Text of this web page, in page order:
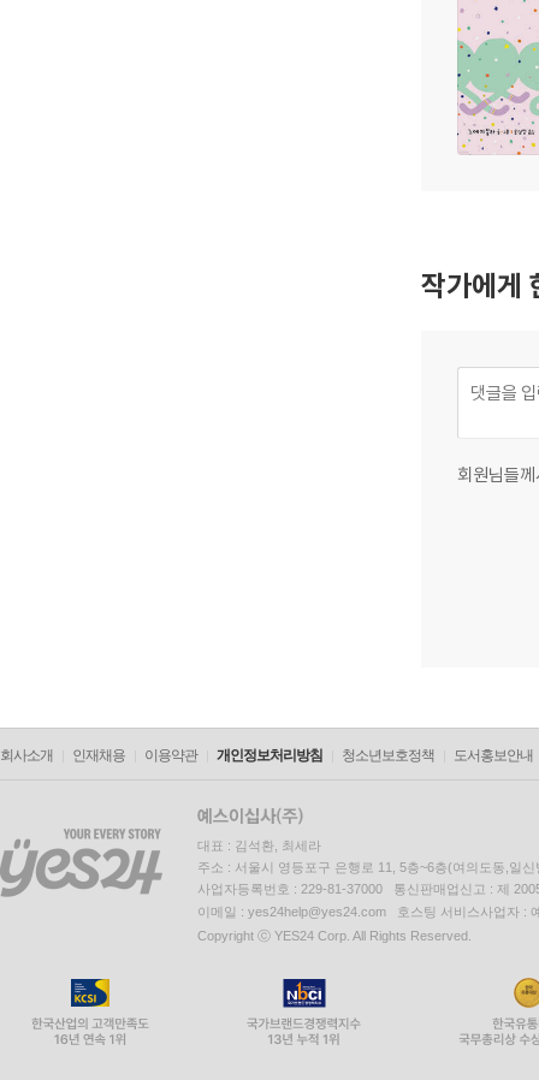
작가에게
회원님들
회사소개 인재채용 이용약관 개인정보처리방침 청소년보호정책 도서홍보안내
대표 : 김석환, 최세라
주소 : 서울시 영등포구 은행로 11, 5층~6층(여의도동,일신
사업자등록번호 : 229-81-37000 통신판매업신고 : 제
이메일 : yes24help@yes24.com 호스팅 서비스사업자 :
Copyright ⓒ YES24 Corp. All Rights Reserved.